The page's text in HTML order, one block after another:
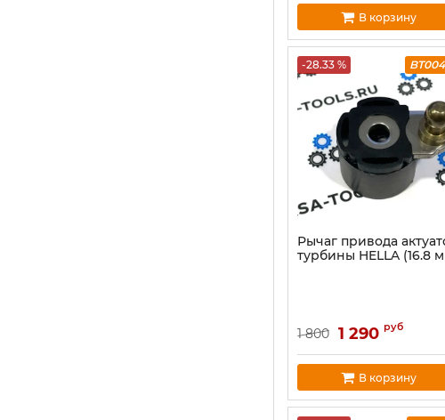
В корзину
-28.33 %
Рычаг привода
турбины HELLA (16.8
1 800 1 290 руб
В корзину